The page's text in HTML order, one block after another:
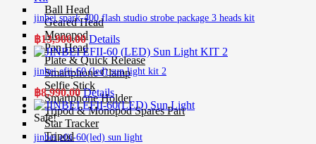
Ball Head
Geared Head
Monopod
Pan Head
Plate & Quick Release
Smartphone Clamp
Selfie Stick
Smartphone Holder
Tripod & Monopod Spares Part
Star Tracker
Tripod
jinbei spark-400 flash studio strobe package 3 heads kit
฿13,900.00 Details
jinbei efii-60 (led) sun light kit 2
฿8,990.00 Details
Sale!
jinbei efii-60(led) sun light